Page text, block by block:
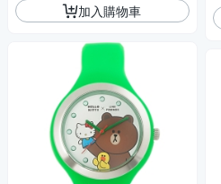
加入購物車